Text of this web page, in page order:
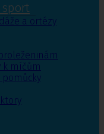
a ortézy
k míčům